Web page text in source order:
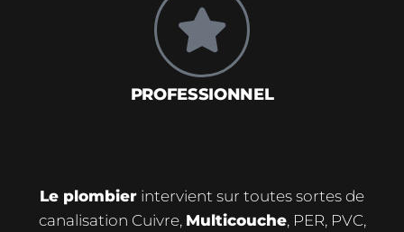
PROFESSIONNEL
Le plombier intervient sur toutes sortes de
canalisation Cuivre, Multicouche, PER, PVC,